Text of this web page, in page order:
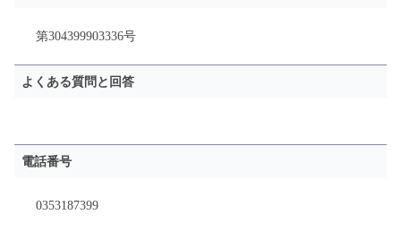
第304399903336号
よくある質問と回答
電話番号
0353187399